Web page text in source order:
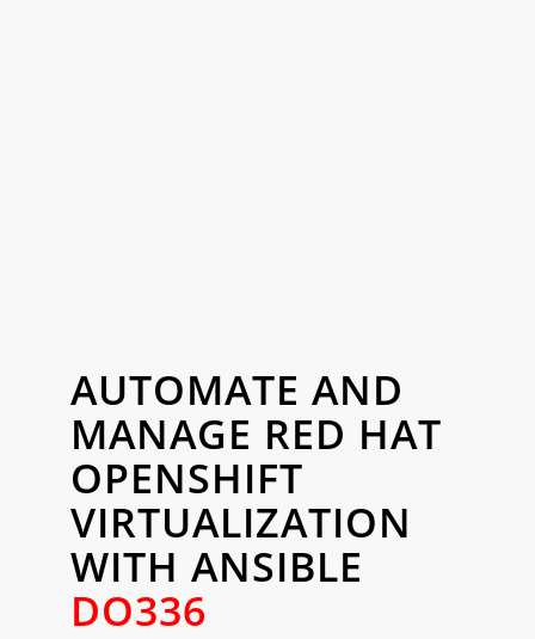
AUTOMATE AND
MANAGE RED HAT
OPENSHIFT
VIRTUALIZATION
WITH ANSIBLE
DO336